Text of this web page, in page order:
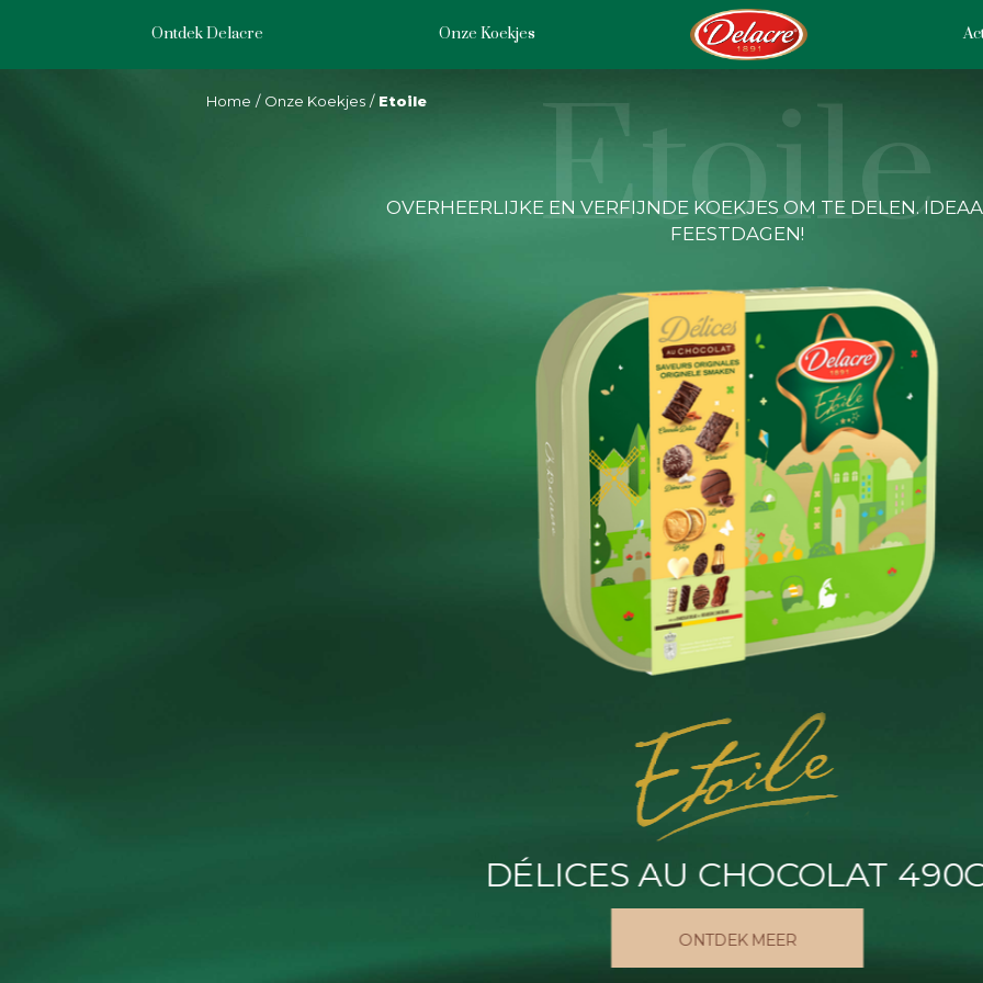
content
Ontdek Delacre Onze Koekjes
Home Onze Koekjes Etoile Etoile
OVERHEERLIJKE EN VERFIJNDE KOEKJES OM TE DELEN.
FEESTDAGEN!
DÉLICES AU CHOCOLAT​
ONTDEK MEER